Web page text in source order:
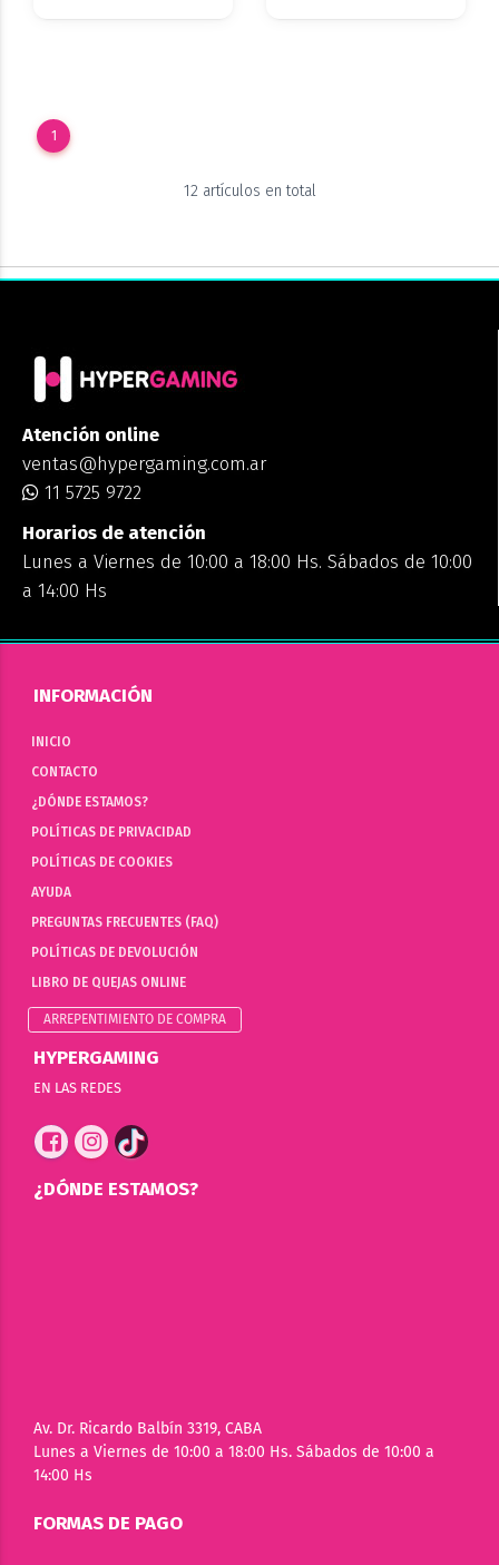
1
12 artículos en total
Atención online
ventas@hypergaming.com.ar
11 5725 9722
Horarios de atención
Lunes a Viernes de 10:00 a 18:00 Hs. Sábados de 10:00
a 14:00 Hs
INFORMACIÓN
INICIO
CONTACTO
¿DÓNDE ESTAMOS?
POLÍTICAS DE PRIVACIDAD
POLÍTICAS DE COOKIES
AYUDA
PREGUNTAS FRECUENTES (FAQ)
POLÍTICAS DE DEVOLUCIÓN
LIBRO DE QUEJAS ONLINE
ARREPENTIMIENTO DE COMPRA
HYPERGAMING
EN LAS REDES
¿DÓNDE ESTAMOS?
Av. Dr. Ricardo Balbín 3319, CABA
Lunes a Viernes de 10:00 a 18:00 Hs. Sábados de 10:00 a
14:00 Hs
FORMAS DE PAGO